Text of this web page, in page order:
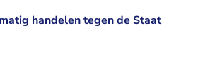
handelen tegen de Staat